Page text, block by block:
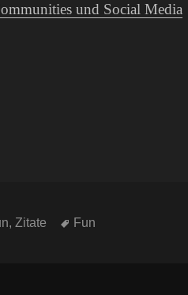
und Social Media
,Zitate Schlagwörter
Fun